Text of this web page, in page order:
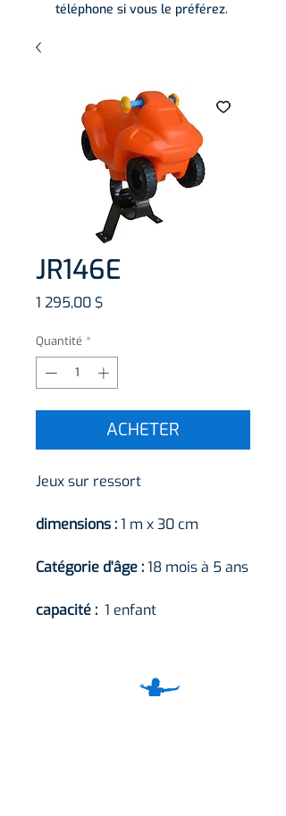
téléphone si vous le préférez.
JR146E
1 295,00 $
Quantité *
ACHETER
Jeux sur ressort
dimensions :1 m x 30 cm
Catégorie d'âge :18 mois à 5 ans
capacité : 1 enfant